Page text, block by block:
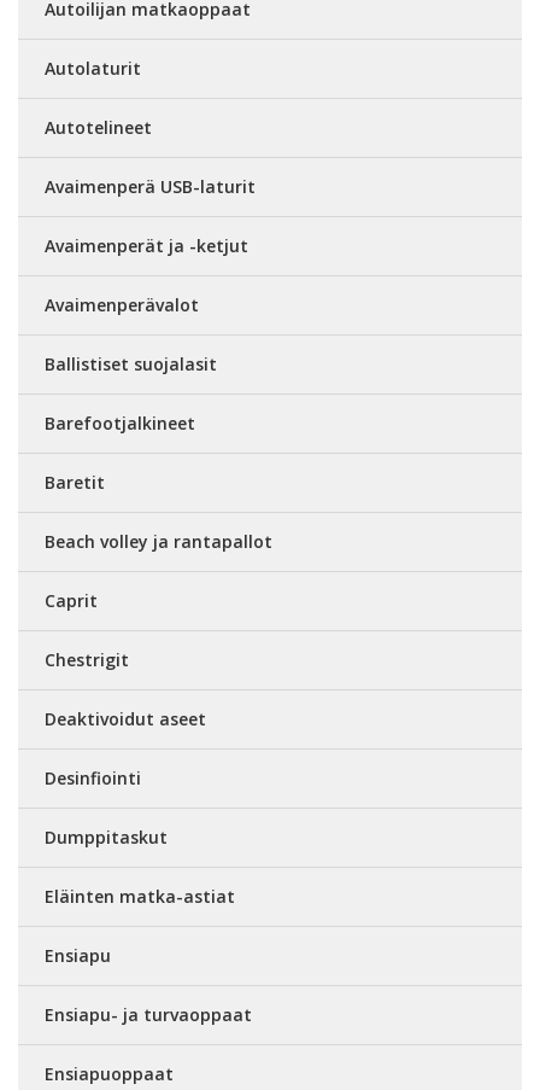
Autoilijan matkaoppaat
Autolaturit
Autotelineet
Avaimenperä USB-laturit
Avaimenperät ja -ketjut
Avaimenperävalot
Ballistiset suojalasit
Barefootjalkineet
Baretit
Beach volley ja rantapallot
Caprit
Chestrigit
Deaktivoidut aseet
Desinfiointi
Dumppitaskut
Eläinten matka-astiat
Ensiapu
Ensiapu- ja turvaoppaat
Ensiapuoppaat